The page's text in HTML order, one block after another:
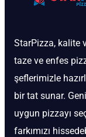
StarPizza, kalite
taze ve enfes
şeflerimizle
bir tat sunar.
uygun pizzayı
farkımızı